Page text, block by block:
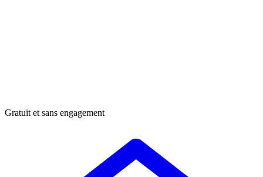
Gratuit et sans engagement